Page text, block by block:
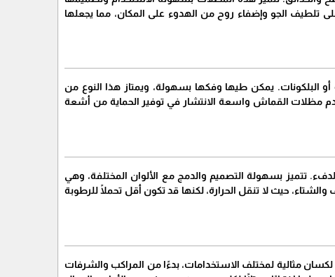
تلطيف الجو وإضفاء روح من الهدوء على المكان، مما يجعلها
البلكونات. يمكن طيها وفكها بسهولة، ويمتاز هذا النوع من
مظلات القماش واسعة الانتشار في توفير الحماية من أشعة
تتميز بسهولة التصميم والدمج مع الألوان المختلفة، وهي
حيث لا تنقل الحرارة، لكنها قد تكون أقل تحملًا للرطوبة
مثالية لمختلف الاستخدامات، بدءًا من المراكب والشرفات